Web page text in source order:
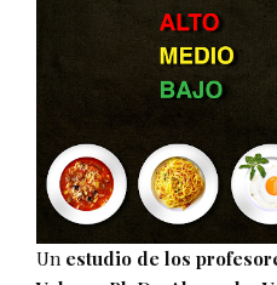
Un estudio de los